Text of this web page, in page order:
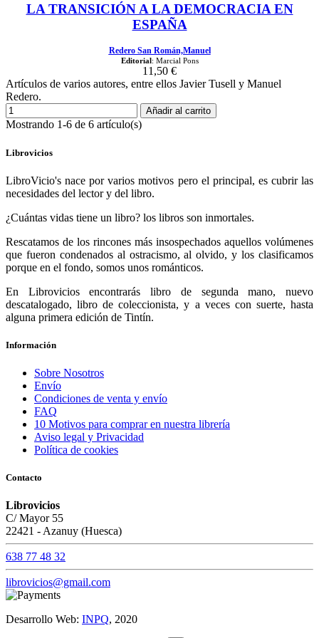
LA TRANSICIÓN A LA DEMOCRACIA EN
ESPAÑA
Redero San Román,Manuel
Editorial: Marcial Pons
11,50 €
Artículos de varios autores, entre ellos Javier Tusell y Manuel
Redero.
Añadir al carrito
Mostrando 1-6 de 6 artículo(s)
Librovicios
LibroVicio's nace por varios motivos pero el principal, es cubrir las
necesidades del lector y del libro.
¿Cuántas vidas tiene un libro? los libros son inmortales.
Rescatamos de los rincones más insospechados aquellos volúmenes
que fueron condenados al ostracismo, al olvido, y los clasificamos
porque en el fondo, somos unos románticos.
En Librovicios encontrarás libro de segunda mano, nuevo
descatalogado, libro de coleccionista, y a veces con suerte, hasta
alguna primera edición de Tintín.
Información
Sobre Nosotros
Envío
Condiciones de venta y envío
FAQ
10 Motivos para comprar en nuestra librería
Aviso legal y Privacidad
Política de cookies
Contacto
Librovicios
C/ Mayor 55
22421 - Azanuy (Huesca)
638 77 48 32
librovicios@gmail.com
Desarrollo Web: INPQ, 2020